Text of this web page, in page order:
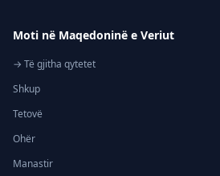
Moti në Maqedoninë e Veriut
→ Të gjitha qytetet
Shkup
Tetovë
Ohër
Manastir